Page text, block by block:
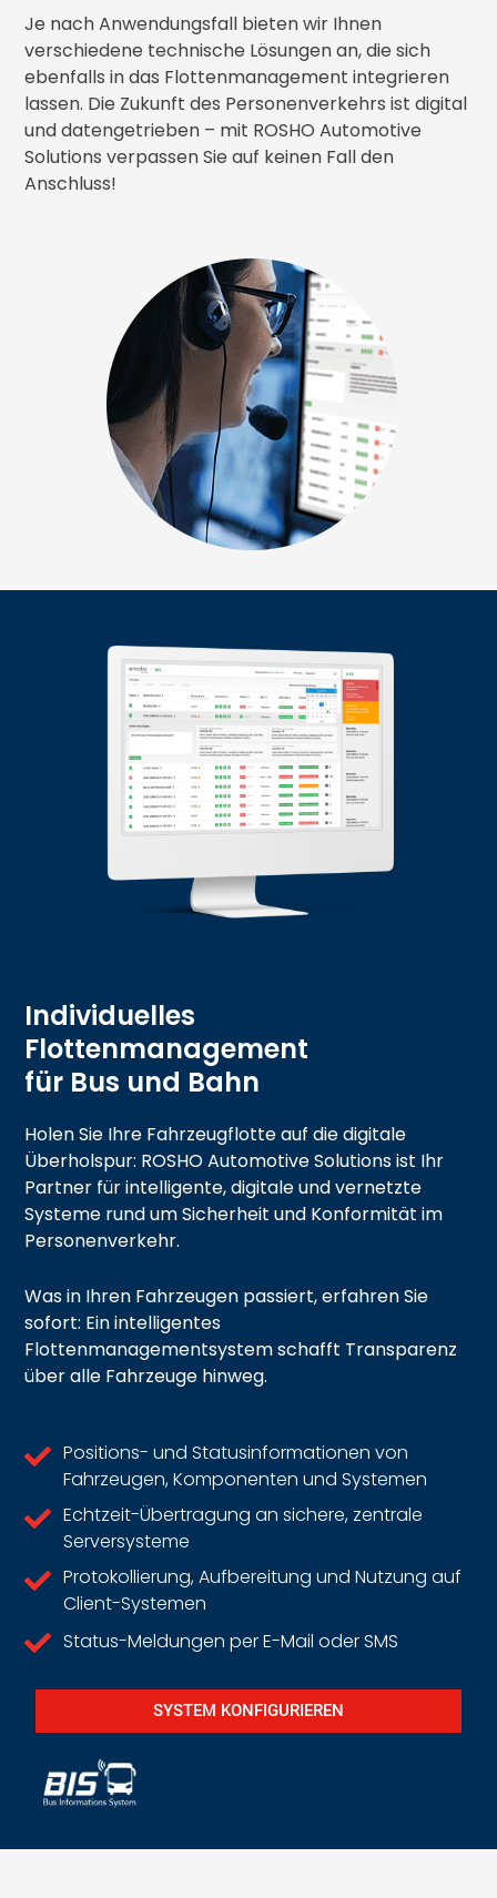
Je nach Anwendungsfall bieten wir Ihnen
verschiedene technische Lösungen an, die sich
ebenfalls in das Flottenmanagement integrieren
lassen. Die Zukunft des Personenverkehrs ist digital
und datengetrieben – mit ROSHO Automotive
Solutions verpassen Sie auf keinen Fall den
Anschluss!
Individuelles
Flottenmanagement
für Bus und Bahn
Holen Sie Ihre Fahrzeugflotte auf die digitale
Überholspur: ROSHO Automotive Solutions ist Ihr
Partner für intelligente, digitale und vernetzte
Systeme rund um Sicherheit und Konformität im
Personenverkehr.
Was in Ihren Fahrzeugen passiert, erfahren Sie
sofort: Ein intelligentes
Flottenmanagementsystem schafft Transparenz
über alle Fahrzeuge hinweg.
Positions- und Statusinformationen von
Fahrzeugen, Komponenten und Systemen
Echtzeit-Übertragung an sichere, zentrale
Serversysteme
Protokollierung, Aufbereitung und Nutzung auf
Client-Systemen
Status-Meldungen per E-Mail oder SMS
SYSTEM KONFIGURIEREN